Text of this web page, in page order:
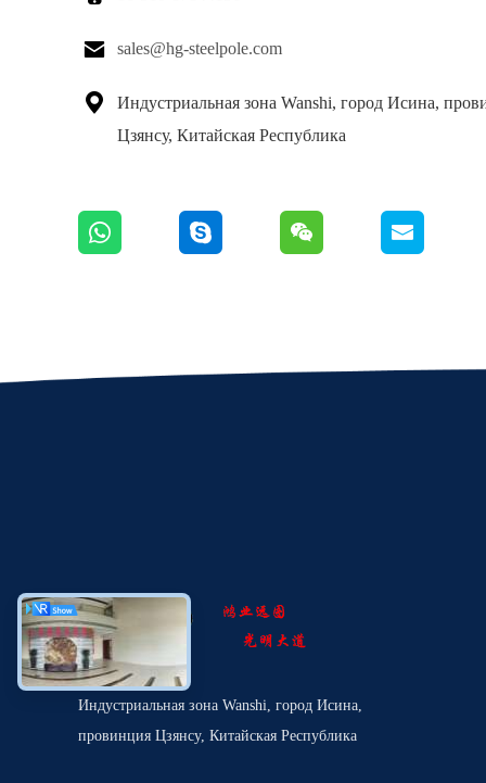
 sales@hg-steelpole.com

Индустриальная зона Wanshi, город Исина,
Цзянсу, Китайская Республика
Индустриальная зона Wanshi, город Исина,
провинция Цзянсу, Китайская Республика